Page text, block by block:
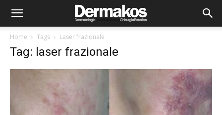
Home Tags Laser frazionale
Tag: laser frazionale